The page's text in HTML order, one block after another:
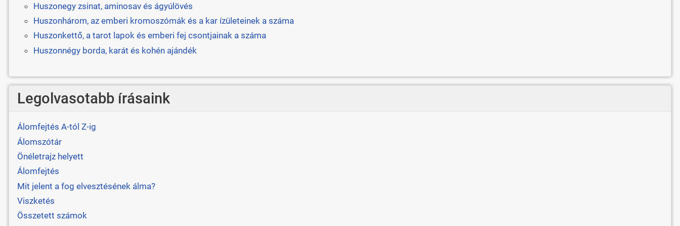
Huszonegy zsinat, aminosav és ágyúlövés
Huszonhárom, az emberi kromoszómák és a kar ízületeinek a száma
Huszonkettő, a tarot lapok és emberi fej csontjainak a száma
Huszonnégy borda, karát és kohén ajándék
Legolvasotabb írásaink
Álomfejtés A-tól Z-ig
Álomszótár
Önéletrajz helyett
Álomfejtés
Mit jelent a fog elvesztésének álma?
Viszketés
Összetett számok